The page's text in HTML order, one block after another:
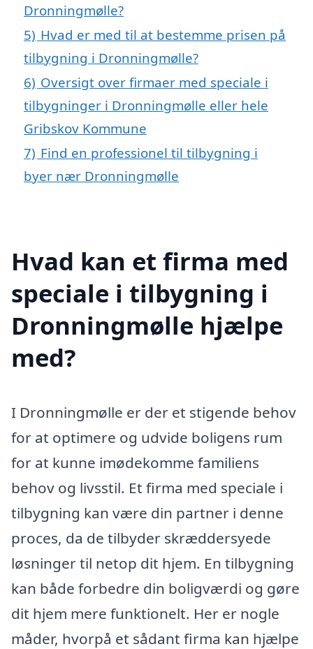
Dronningmølle?
5) Hvad er med til at bestemme prisen på
tilbygning i Dronningmølle?
6) Oversigt over firmaer med speciale i
tilbygninger i Dronningmølle eller hele
Gribskov Kommune
7) Find en professionel til tilbygning i
byer nær Dronningmølle
Hvad kan et firma med
speciale i tilbygning i
Dronningmølle hjælpe
med?
I Dronningmølle er der et stigende behov
for at optimere og udvide boligens rum
for at kunne imødekomme familiens
behov og livsstil. Et firma med speciale i
tilbygning kan være din partner i denne
proces, da de tilbyder skræddersyede
løsninger til netop dit hjem. En tilbygning
kan både forbedre din boligværdi og gøre
dit hjem mere funktionelt. Her er nogle
måder, hvorpå et sådant firma kan hjælpe